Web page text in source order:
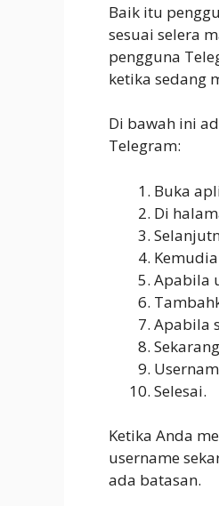
Baik itu
sesuai selera
pengguna
ketika sedang
Di bawah ini
Telegram:
Buka
Di
Apabila
Apabila
Selesai.
Ketika Anda
username
ada batasan.